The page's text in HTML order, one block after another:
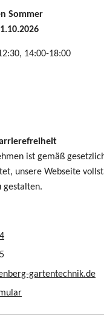
Sommer
14:00-18:00
ist gemäß
unsere Webseite
gestalten.
gartentechnik.de